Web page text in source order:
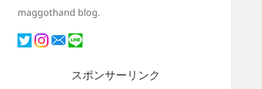
maggothand blog.
スポンサーリンク